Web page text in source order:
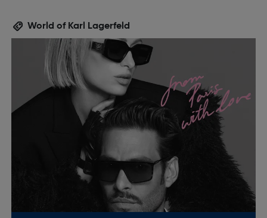
World of Karl Lagerfeld